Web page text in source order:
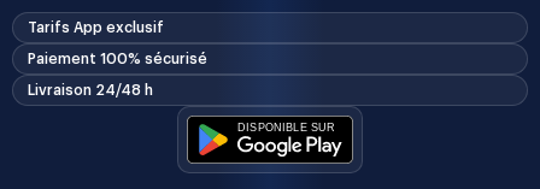
Tarifs App exclusif
Paiement 100% sécurisé
Livraison 24/48 h